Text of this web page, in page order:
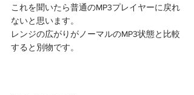
これを聞いたら普通のMP3プレイヤーに戻れ
ないと思います。
レンジの広がりがノーマルのMP3状態と比較
すると別物です。